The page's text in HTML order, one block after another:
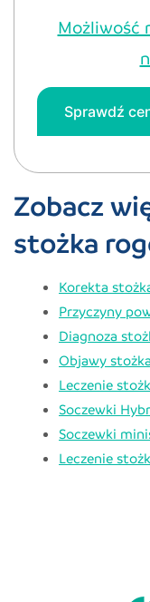
Możliwość
Sprawdź
Zobacz
stożka
Korekta
Przyczyny
Diagnoza
Objawy
Leczenie
Soczewki
Soczewki
Leczenie